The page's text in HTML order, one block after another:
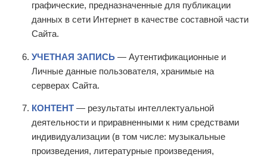
графические, предназначенные для публикации
данных в сети Интернет в качестве составной части
Сайта.
УЧЕТНАЯ ЗАПИСЬ — Аутентификационные и
Личные данные пользователя, хранимые на
серверах Сайта.
КОНТЕНТ — результаты интеллектуальной
деятельности и приравненными к ним средствами
индивидуализации (в том числе: музыкальные
произведения, литературные произведения,